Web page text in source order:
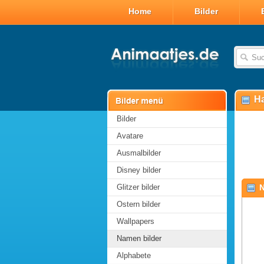
Home Bilder
Bilder
Avatare
Ausmalbilder
Disney bilder
Glitzer bilder
Ostern bilder
Wallpapers
Namen bilder
Alphabete